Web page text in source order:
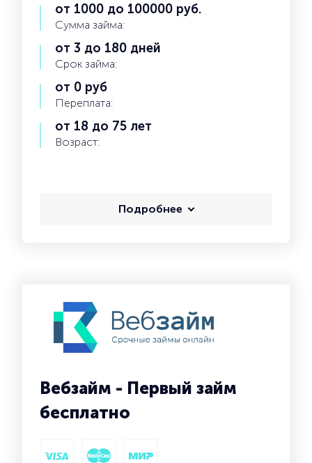
от 1000 до 100000 руб.
Сумма займа:
от 3 до 180 дней
Срок займа:
от 0 руб
Переплата:
от 18 до 75 лет
Возраст:
Подробнее
Вебзайм - Первый займ
бесплатно